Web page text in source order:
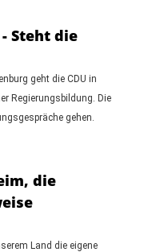
Steht die
geht die CDU in
Regierungsbildung. Die
gehen.
die
Land die eigene